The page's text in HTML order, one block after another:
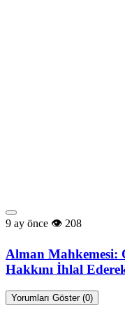
9 ay önce 208
Alman Mahkemesi:
Hakkını İhlal
Yorumları Göster (0)